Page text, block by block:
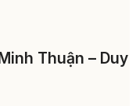
Thuận – Duy